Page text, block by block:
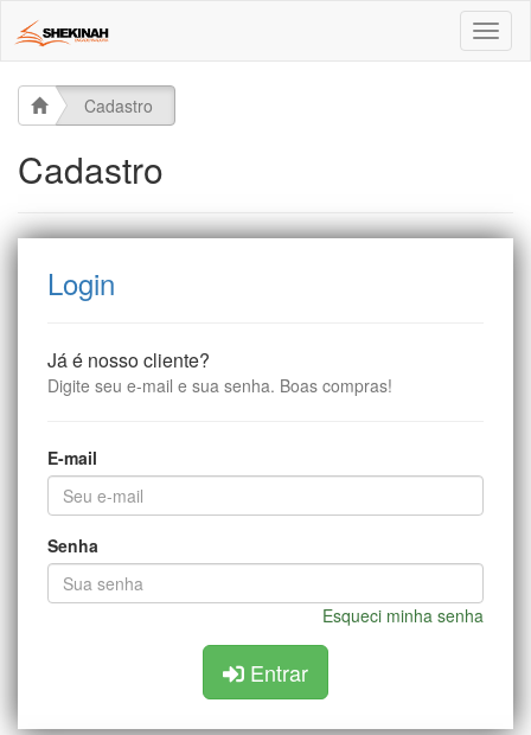
Cadastro
Cadastro
Login
Já é nosso cliente?
Digite seu e-mail e sua senha. Boas compras!
E-mail
Senha
Esqueci minha senha
Entrar